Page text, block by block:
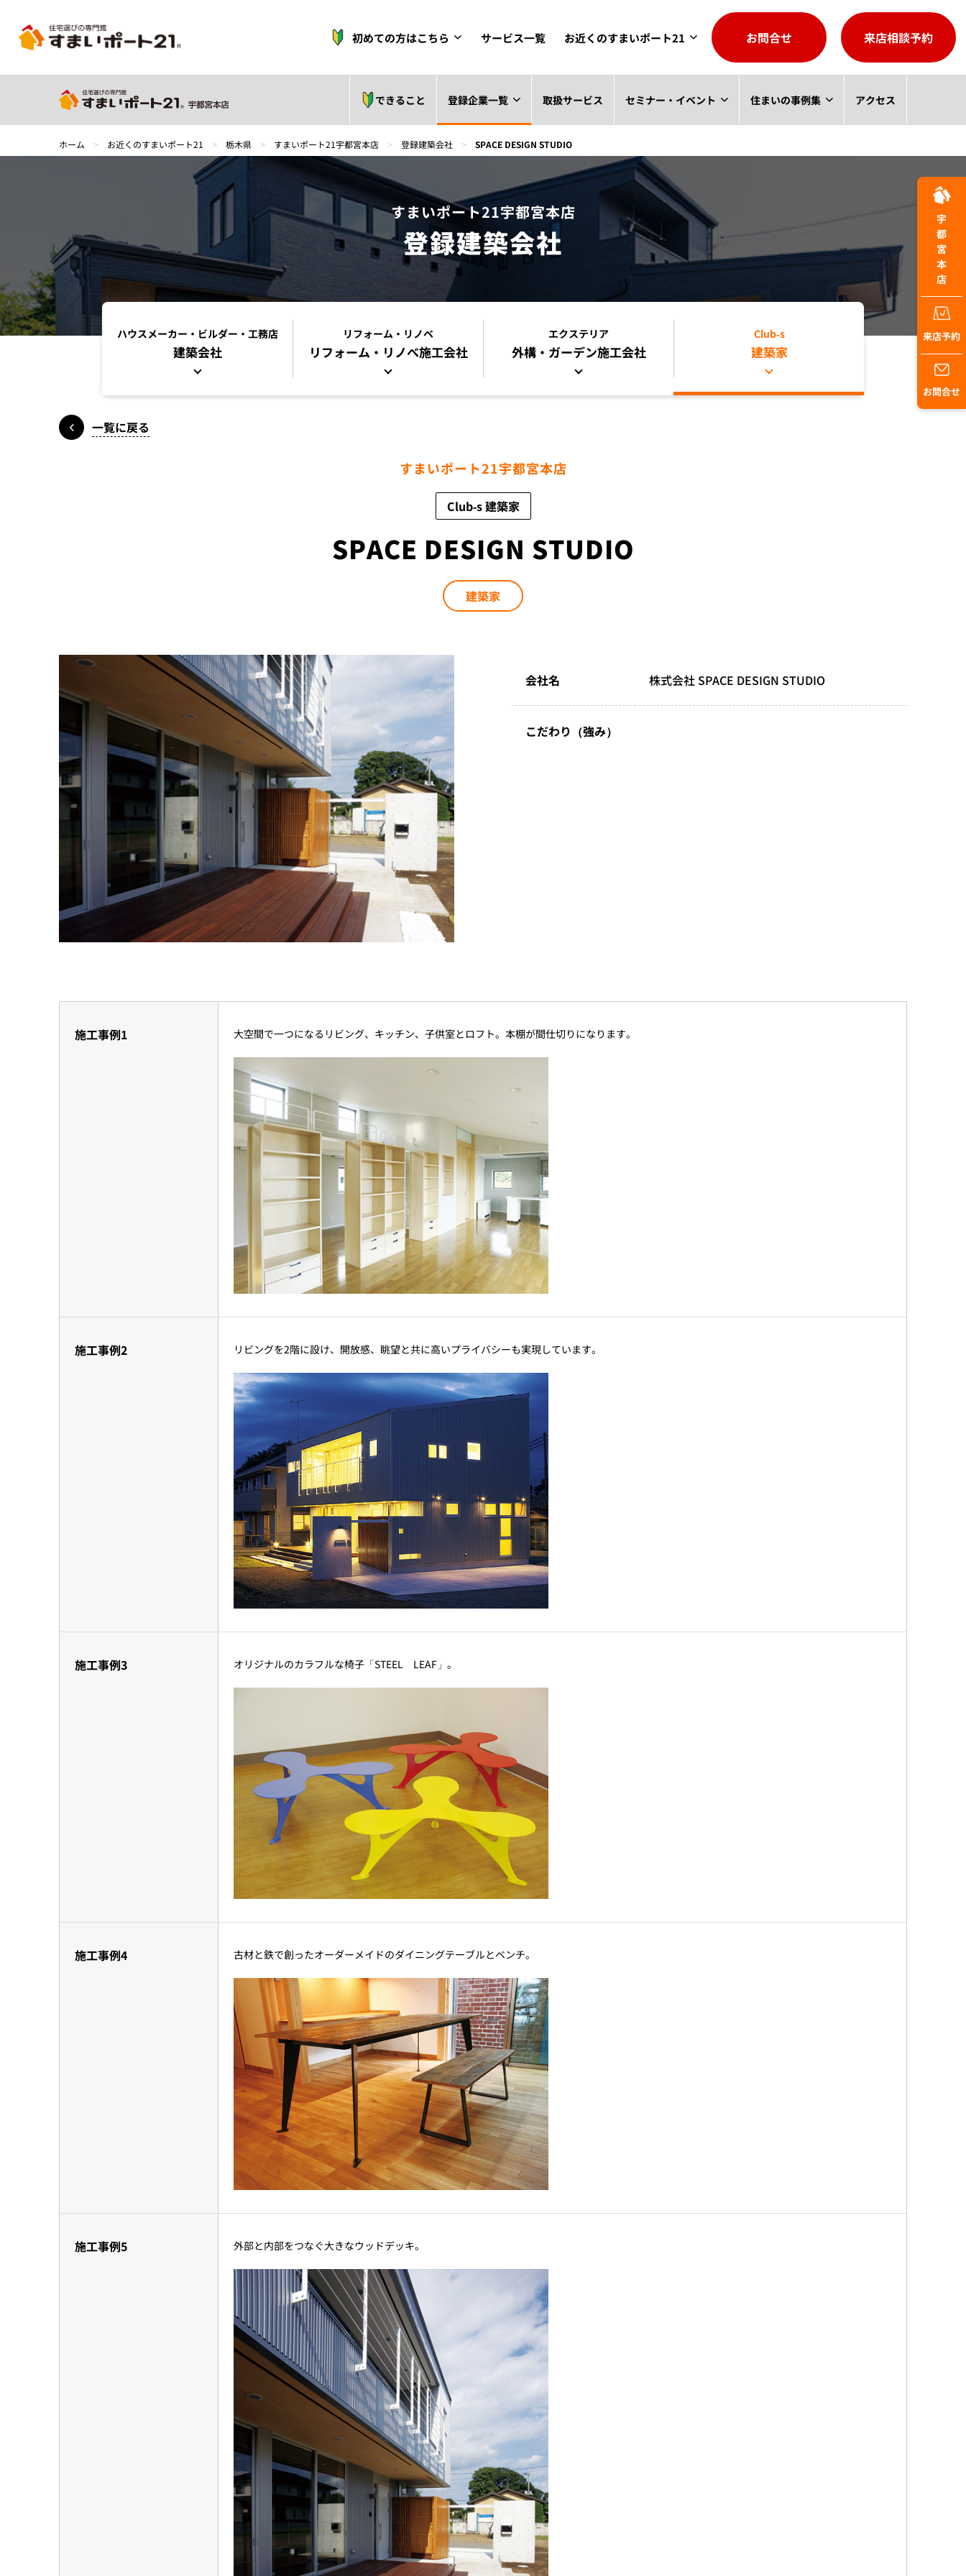
初めての方はこちら サービス一覧 お近くのすまいポート21 お問合せ 来店相談予約
できること 登録企業一覧 取扱サービス セミナー・イベント 住まいの事例集 アクセス
ホーム > お近くのすまいポート21 > 栃木県 > すまいポート21宇都宮本店 > 登録建築会社 > SPACE DESIGN STUDIO
すまいポート21宇都宮本店
登録建築会社
ハウスメーカー・ビルダー・工務店
建築会社
リフォーム・リノベ
リフォーム・リノベ施工会社
エクステリア
外構・ガーデン施工会社
Club-s
建築家
一覧に戻る
すまいポート21宇都宮本店
Club-s 建築家
SPACE DESIGN STUDIO
建築家
会社名 株式会社 SPACE DESIGN STUDIO
こだわり（強み）
施工事例1 大空間で一つになるリビング、キッチン、子供室とロフト。本棚が間仕切りになります。
施工事例2 リビングを2階に設け、開放感、眺望と共に高いプライバシーも実現しています。
施工事例3 オリジナルのカラフルな椅子「STEEL LEAF」。
施工事例4 古材と鉄で創ったオーダーメイドのダイニングテーブルとベンチ。
施工事例5 外部と内部をつなぐ大きなウッドデッキ。
宇都宮本店
来店予約
お問合せ